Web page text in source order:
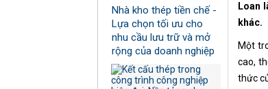
Loan
khác.
Một
cao,
thức
Nhà kho thép tiền chế -
Lựa chọn tối ưu cho
nhu cầu lưu trữ và mở
rộng của doanh nghiệp